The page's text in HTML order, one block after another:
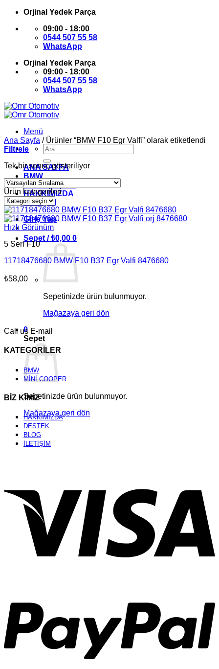
İçeriğeOrjinal Yedek Parça
09:00 - 18:00
0544 507 55 58
WhatsApp
Orjinal Yedek Parça
09:00 - 18:00
0544 507 55 58
WhatsApp
Menü
Ara:
ANA SAYFA
BMW
MİNİ COOPER
HAKKIMIZDA
İLETİŞİM
Giriş Yap
Sepet /₺0,00 0
Sepetinizde ürün bulunmuyor.
Mağazaya geri dön
0
Sepet
Sepetinizde ürün bulunmuyor.
Mağazaya geri dön
Ana Sayfa /Ürünler “BMW F10 Egr Valfi” olarak etiketlendi
Filtrele
Tek bir sonuç gösteriliyor
Ürün kategorileri
Hızlı Görünüm
5 Seri F10
11718476680 BMW F10 B37 Egr Valfi 8476680
₺58,00
Call us E-mail
KATEGORİLER
BMW
MİNİ COOPER
BİZ KİMİZ
HAKKIMIZDA
DESTEK
BLOG
İLETİŞİM